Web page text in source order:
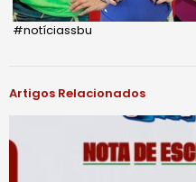
#notíciassbu
Artigos Relacionados